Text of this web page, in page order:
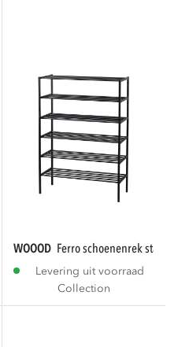
van 4 metaal...
WOOOD ferro schoenenrek
Levering uit voorraad
Collection